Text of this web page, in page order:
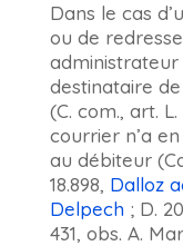
Dans le cas
ou de
destinataire
(C. com., art. L.
courrier n’a
au débiteur
18.898, Dalloz
Delpech ; D.
431, obs. A.